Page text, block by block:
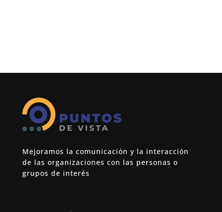
Mejoramos la comunicación y la interacción
de las organizaciones con las personas o
grupos de interés